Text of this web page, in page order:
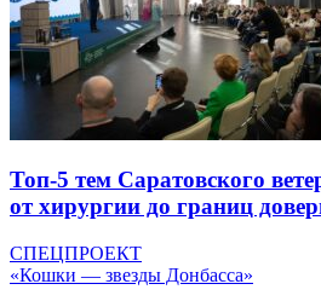
Топ-5 тем Саратовского
от хирургии до границ
СПЕЦПРОЕКТ
«Кошки — звезды Донбасса»